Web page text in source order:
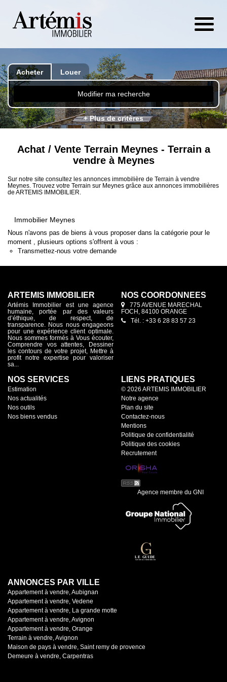
Acheter Louer
Modifier ma recherche
+ Plus de critères
Achat / Vente Terrain Meynes - Terrain a
vendre à Meynes
Sur notre site consultez les annonces immobilière de Terrain à vendre
Meynes. Trouvez votre Terrain sur Meynes grâce aux annonces immobilières
de ARTEMIS IMMOBILIER.
Immobilier Meynes
Nous n'avons pas de biens à vous proposer dans la catégorie pour le
moment , plusieurs options s'offrent à vous :
Transmettez-nous votre demande
ARTEMIS IMMOBILIER
Artémis Immobilier est une agence
humaine, portée par des valeurs
d’éthique, de respect, de
transparence. Nous nous engageons
pour une expérience client optimale.
Nous sommes formés à Vous écouter,
Comprendre vos attentes, Dessiner
les contours de votre projet, Mettre à
profit notre expertise pour valoriser
sa...
NOS COORDONNÉES
775 AVENUE MARECHAL
FOCH, 84100 ORANGE
Tél. : +33 6 28 83 57 23
NOS SERVICES
Estimation
Nos actualités
Nos outils
Nos biens vendus
LIENS PRATIQUES
© 2026 ARTEMIS IMMOBILIER
Notre agence
Plan du site
Contactez-nous
Mentions
Politique de confidentialité
Politique des cookies
Recrutement
Agence membre du GNI
ANNONCES PAR VILLE
Appartement à vendre, Aubignan
Appartement à vendre, Vedene
Appartement à vendre, La grande motte
Appartement à vendre, Avignon
Appartement à vendre, Orange
Terrain à vendre, Avignon
Maison de pays à vendre, Saint remy de provence
Demeure à vendre, Carpentras